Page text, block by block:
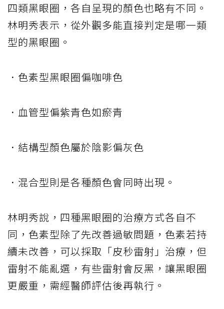
四類黑眼圈，各自呈現的顏色也略有不同。
林明秀表示，從外觀多能直接判定是哪一類
型的黑眼圈。
．色素型黑眼圈偏咖啡色
．血管型偏紫青色如瘀青
．結構型顏色屬於陰影偏灰色
．混合型則是各種顏色會同時出現。
林明秀說，四種黑眼圈的治療方式各自不
同，色素型除了先改善過敏問題，色素若持
續未改善，可以採取「皮秒雷射」治療，但
雷射不能亂選，有些雷射會反黑，讓黑眼圈
更嚴重，需經醫師評估後再執行。